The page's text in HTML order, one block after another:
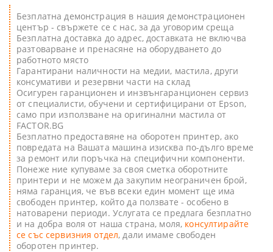
Безплатна демонстрация в нашия демонстрационен
център - свържете се с нас, за да уговорим среща
Безплатна доставка до адрес, доставката не включва
разтоварване и пренасяне на оборудването до
работното място
Гарантирани наличности на медии, мастила, други
консумативи и резервни части на склад
Oсигурен гаранционен и инзвънгаранционен сервиз
от специалисти, обучени и сертифицирани от Epson,
само при използване на оригинални мастила от
FACTOR.BG
Безплатно предоставяне на оборотен принтер, ако
повредата на Вашата машина изисква по-дълго време
за ремонт или пoръчка на специфични компоненти.
Понеже ние купуваме за своя сметка оборотните
принтери и не можем да закупим неограничен брой,
няма гаранция, че във всеки един момент ще има
свободен принтер, който да ползвате - особено в
натоварени периоди. Услугата се предлага безплатно
и на добра воля от наша страна, моля, консултирайте
се със сервизния отдел, дали имаме свободен
оборотен принтер.